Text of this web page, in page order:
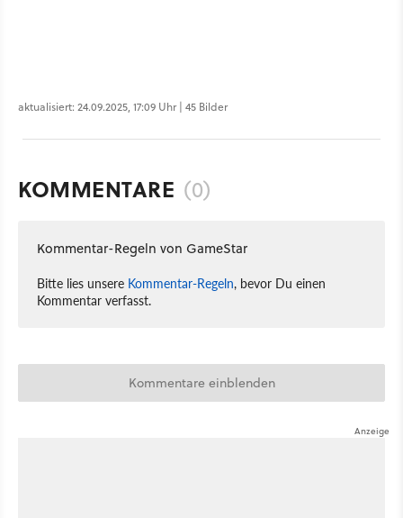
aktualisiert: 24.09.2025, 17:09 Uhr | 45 Bilder
KOMMENTARE (0)
Kommentar-Regeln von GameStar
Bitte lies unsere Kommentar-Regeln, bevor Du einen
Kommentar verfasst.
Kommentare einblenden